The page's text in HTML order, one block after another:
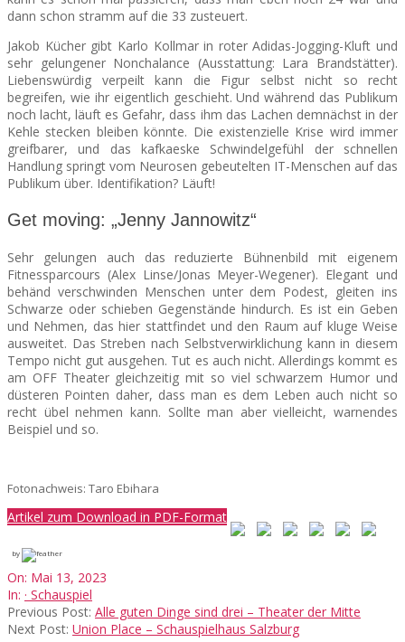
dann schon stramm auf die 33 zusteuert.
Jakob Kücher gibt Karlo Kollmar in roter Adidas-Jogging-Kluft und
sehr gelungener Nonchalance (Ausstattung: Lara Brandstätter).
Liebenswürdig verpeilt kann die Figur selbst nicht so recht
begreifen, wie ihr eigentlich geschieht. Und während das Publikum
noch lacht, läuft es Gefahr, dass ihm das Lachen demnächst in der
Kehle stecken bleiben könnte. Die existenzielle Krise wird immer
greifbarer, und das kafkaeske Schwindelgefühl der schnellen
Handlung springt vom Neurosen gebeutelten IT-Menschen auf das
Publikum über. Identifikation? Läuft!
Get moving: „Jenny Jannowitz“
Sehr gelungen auch das reduzierte Bühnenbild mit eigenem
Fitnessparcours (Alex Linse/Jonas Meyer-Wegener). Elegant und
behänd verschwinden Menschen unter dem Podest, gleiten ins
Schwarze oder schieben Gegenstände hindurch. Es ist ein Geben
und Nehmen, das hier stattfindet und den Raum auf kluge Weise
ausweitet. Das Streben nach Selbstverwirklichung kann in diesem
Tempo nicht gut ausgehen. Tut es auch nicht. Allerdings kommt es
am OFF Theater gleichzeitig mit so viel schwarzem Humor und
düsteren Pointen daher, dass man es dem Leben auch nicht so
recht übel nehmen kann. Sollte man aber vielleicht, warnendes
Beispiel und so.
Fotonachweis: Taro Ebihara
Artikel zum Download in PDF-Format
by
2023-
05-
13
On: Mai 13, 2023
In: · Schauspiel
Previous Post: Alle guten Dinge sind drei – Theater der Mitte
Next Post: Union Place – Schauspielhaus Salzburg